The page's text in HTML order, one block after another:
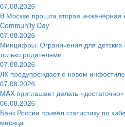
07.08.2026
В Москве прошла вторая
Community Day
07.08.2026
Минцифры: Ограничения для детских
только родителями
07.08.2026
ЛК предупреждает о новом
07.08.2026
MAX приглашает делать
06.08.2026
Банк России привёл статистику по
месяца